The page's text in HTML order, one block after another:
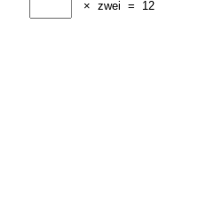
× zwei = 12